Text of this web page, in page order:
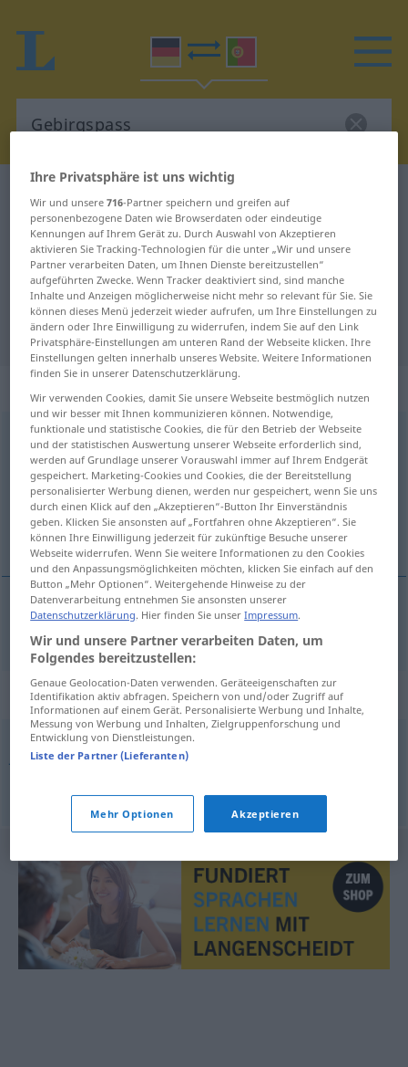
Deutsch-Portugiesisch
Übersetzung für "Gebirgspass"
"Gebirgspass" Portugiesisch
Übersetzung
„Gebirgspass“ : Maskulinum
Gebirgspassm
Übersicht aller Übersetzungen
(Für mehr Details die Übersetzung anklicken/antippen)
desfiladeiro
Gebirgspass
Synonyme für "Gebirgspass"
Joch,Sattel,Pass
© OpenThesaurus.de
Ihre Privatsphäre ist uns wichtig
Wir und unsere716-Partner speichern und greifen auf
personenbezogene Daten wie Browserdaten oder eindeutige
Kennungen auf Ihrem Gerät zu. Durch Auswahl von Akzeptieren
aktivieren Sie Tracking-Technologien für die unter „Wir und unsere
Partner verarbeiten Daten, um Ihnen Dienste bereitzustellen“
aufgeführten Zwecke. Wenn Tracker deaktiviert sind, sind manche
Inhalte und Anzeigen möglicherweise nicht mehr so relevant für Sie. Sie
können dieses Menü jederzeit wieder aufrufen, um Ihre Einstellungen zu
ändern oder Ihre Einwilligung zu widerrufen, indem Sie auf den Link
Privatsphäre-Einstellungen am unteren Rand der Webseite klicken. Ihre
Einstellungen gelten innerhalb unseres Website. Weitere Informationen
finden Sie in unserer Datenschutzerklärung.
Wir verwenden Cookies, damit Sie unsere Webseite bestmöglich nutzen
und wir besser mit Ihnen kommunizieren können. Notwendige,
funktionale und statistische Cookies, die für den Betrieb der Webseite
und der statistischen Auswertung unserer Webseite erforderlich sind,
werden auf Grundlage unserer Vorauswahl immer auf Ihrem Endgerät
gespeichert. Marketing-Cookies und Cookies, die der Bereitstellung
personalisierter Werbung dienen, werden nur gespeichert, wenn Sie uns
durch einen Klick auf den „Akzeptieren“-Button Ihr Einverständnis
geben. Klicken Sie ansonsten auf „Fortfahren ohne Akzeptieren“. Sie
können Ihre Einwilligung jederzeit für zukünftige Besuche unserer
Webseite widerrufen. Wenn Sie weitere Informationen zu den Cookies
und den Anpassungsmöglichkeiten möchten, klicken Sie einfach auf den
Button „Mehr Optionen“. Weitergehende Hinweise zu der
Datenverarbeitung entnehmen Sie ansonsten unserer
Datenschutzerklärung. Hier finden Sie unserImpressum.
Wir und unsere Partner verarbeiten Daten, um
Folgendes bereitzustellen:
Genaue Geolocation-Daten verwenden. Geräteeigenschaften zur
Identifikation aktiv abfragen. Speichern von und/oder Zugriff auf
Informationen auf einem Gerät. Personalisierte Werbung und Inhalte,
Messung von Werbung und Inhalten, Zielgruppenforschung und
Entwicklung von Dienstleistungen.
Liste der Partner (Lieferanten)
Mehr Optionen Akzeptieren